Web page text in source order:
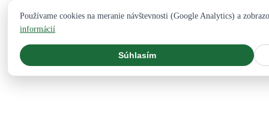
Používame cookies na meranie návštevnosti (Google Analytics) a
informácií
Súhlasím